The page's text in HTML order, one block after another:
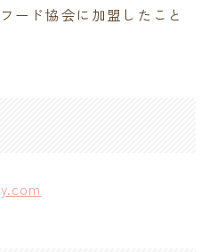
中店
ード協会に加盟したこと